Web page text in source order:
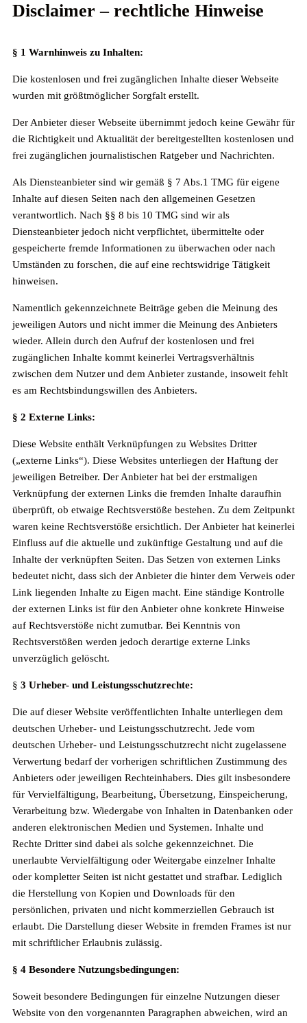
Disclaimer – rechtliche Hinweise
§ 1 Warnhinweis zu Inhalten:
Die kostenlosen und frei zugänglichen Inhalte dieser Webseite
wurden mit größtmöglicher Sorgfalt erstellt.
Der Anbieter dieser Webseite übernimmt jedoch keine Gewähr für
die Richtigkeit und Aktualität der bereitgestellten kostenlosen und
frei zugänglichen journalistischen Ratgeber und Nachrichten.
Als Diensteanbieter sind wir gemäß § 7 Abs.1 TMG für eigene
Inhalte auf diesen Seiten nach den allgemeinen Gesetzen
verantwortlich. Nach §§ 8 bis 10 TMG sind wir als
Diensteanbieter jedoch nicht verpflichtet, übermittelte oder
gespeicherte fremde Informationen zu überwachen oder nach
Umständen zu forschen, die auf eine rechtswidrige Tätigkeit
hinweisen.
Namentlich gekennzeichnete Beiträge geben die Meinung des
jeweiligen Autors und nicht immer die Meinung des Anbieters
wieder. Allein durch den Aufruf der kostenlosen und frei
zugänglichen Inhalte kommt keinerlei Vertragsverhältnis
zwischen dem Nutzer und dem Anbieter zustande, insoweit fehlt
es am Rechtsbindungswillen des Anbieters.
§ 2 Externe Links:
Diese Website enthält Verknüpfungen zu Websites Dritter
(„externe Links“). Diese Websites unterliegen der Haftung der
jeweiligen Betreiber. Der Anbieter hat bei der erstmaligen
Verknüpfung der externen Links die fremden Inhalte daraufhin
überprüft, ob etwaige Rechtsverstöße bestehen. Zu dem Zeitpunkt
waren keine Rechtsverstöße ersichtlich. Der Anbieter hat keinerlei
Einfluss auf die aktuelle und zukünftige Gestaltung und auf die
Inhalte der verknüpften Seiten. Das Setzen von externen Links
bedeutet nicht, dass sich der Anbieter die hinter dem Verweis oder
Link liegenden Inhalte zu Eigen macht. Eine ständige Kontrolle
der externen Links ist für den Anbieter ohne konkrete Hinweise
auf Rechtsverstöße nicht zumutbar. Bei Kenntnis von
Rechtsverstößen werden jedoch derartige externe Links
unverzüglich gelöscht.
§ 3 Urheber- und Leistungsschutzrechte:
Die auf dieser Website veröffentlichten Inhalte unterliegen dem
deutschen Urheber- und Leistungsschutzrecht. Jede vom
deutschen Urheber- und Leistungsschutzrecht nicht zugelassene
Verwertung bedarf der vorherigen schriftlichen Zustimmung des
Anbieters oder jeweiligen Rechteinhabers. Dies gilt insbesondere
für Vervielfältigung, Bearbeitung, Übersetzung, Einspeicherung,
Verarbeitung bzw. Wiedergabe von Inhalten in Datenbanken oder
anderen elektronischen Medien und Systemen. Inhalte und
Rechte Dritter sind dabei als solche gekennzeichnet. Die
unerlaubte Vervielfältigung oder Weitergabe einzelner Inhalte
oder kompletter Seiten ist nicht gestattet und strafbar. Lediglich
die Herstellung von Kopien und Downloads für den
persönlichen, privaten und nicht kommerziellen Gebrauch ist
erlaubt. Die Darstellung dieser Website in fremden Frames ist nur
mit schriftlicher Erlaubnis zulässig.
§ 4 Besondere Nutzungsbedingungen:
Soweit besondere Bedingungen für einzelne Nutzungen dieser
Website von den vorgenannten Paragraphen abweichen, wird an